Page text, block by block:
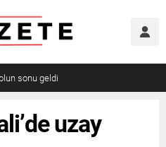
kötü haber
uzay